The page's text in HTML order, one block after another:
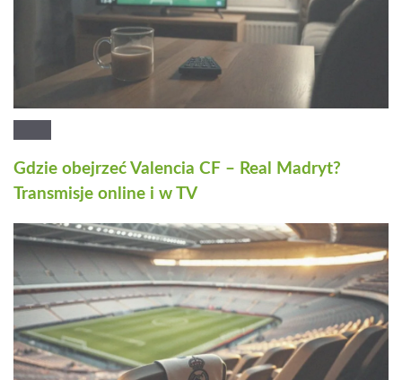
Gdzie obejrzeć Valencia CF – Real Madryt?
Transmisje online i w TV